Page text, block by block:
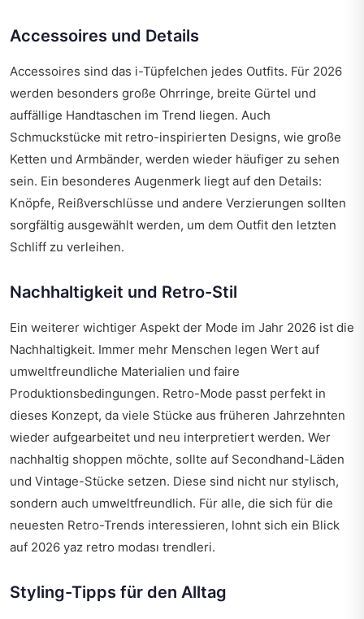
Accessoires und Details
Accessoires sind das i-Tüpfelchen jedes Outfits. Für 2026
werden besonders große Ohrringe, breite Gürtel und
auffällige Handtaschen im Trend liegen. Auch
Schmuckstücke mit retro-inspirierten Designs, wie große
Ketten und Armbänder, werden wieder häufiger zu sehen
sein. Ein besonderes Augenmerk liegt auf den Details:
Knöpfe, Reißverschlüsse und andere Verzierungen sollten
sorgfältig ausgewählt werden, um dem Outfit den letzten
Schliff zu verleihen.
Nachhaltigkeit und Retro-Stil
Ein weiterer wichtiger Aspekt der Mode im Jahr 2026 ist die
Nachhaltigkeit. Immer mehr Menschen legen Wert auf
umweltfreundliche Materialien und faire
Produktionsbedingungen. Retro-Mode passt perfekt in
dieses Konzept, da viele Stücke aus früheren Jahrzehnten
wieder aufgearbeitet und neu interpretiert werden. Wer
nachhaltig shoppen möchte, sollte auf Secondhand-Läden
und Vintage-Stücke setzen. Diese sind nicht nur stylisch,
sondern auch umweltfreundlich. Für alle, die sich für die
neuesten Retro-Trends interessieren, lohnt sich ein Blick
auf 2026 yaz retro modası trendleri.
Styling-Tipps für den Alltag